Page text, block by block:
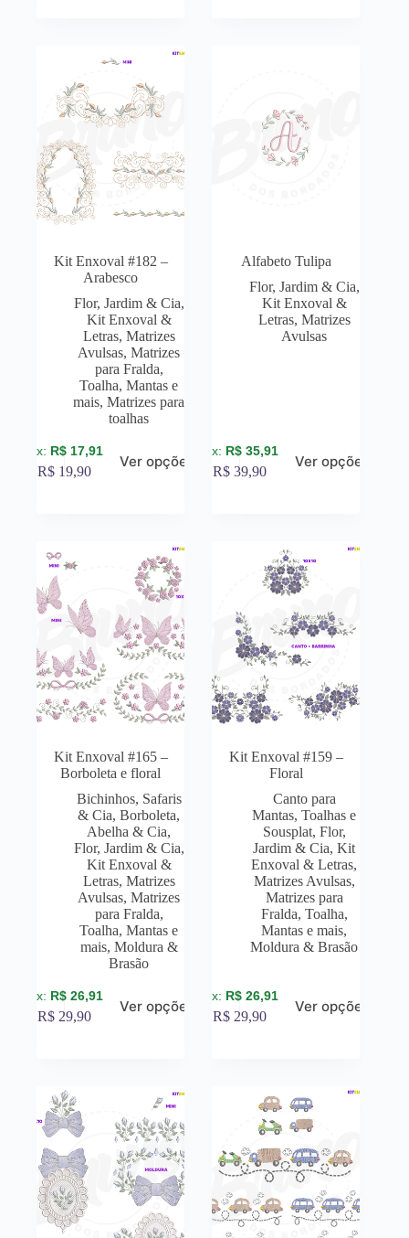
Kit Enxoval #182 –
Arabesco
Flor, Jardim & Cia,
Kit Enxoval &
Letras, Matrizes
Avulsas,Matrizes
para Fralda,
Toalha, Mantas e
mais,Matrizes para
toalhas
R$ 17,91
R$ 19,90
Ver opções
Alfabeto Tulipa
Flor, Jardim & Cia,
Kit Enxoval &
Letras, Matrizes
Avulsas
R$ 35,91
R$ 39,90
Ver opções
Kit Enxoval #165 –
Borboleta e floral
Bichinhos, Safaris
& Cia,Borboleta,
Abelha & Cia,
Flor, Jardim & Cia,
Kit Enxoval &
Letras, Matrizes
Avulsas,Matrizes
para Fralda,
Toalha, Mantas e
mais, Moldura &
Brasão
R$ 26,91
R$ 29,90
Ver opções
Kit Enxoval #159 –
Floral
Canto para
Mantas, Toalhas e
Sousplat, Flor,
Jardim & Cia,Kit
Enxoval & Letras,
Matrizes Avulsas,
Matrizes para
Fralda, Toalha,
Mantas e mais,
Moldura & Brasão
R$ 26,91
R$ 29,90
Ver opções